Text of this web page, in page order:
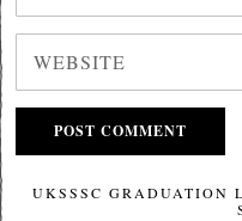
UKSSSC GRADUATION